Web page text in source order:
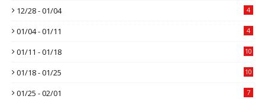
12/28 - 01/04 4
01/04 - 01/11 4
01/11 - 01/18 10
01/18 - 01/25 10
01/25 - 02/01 7